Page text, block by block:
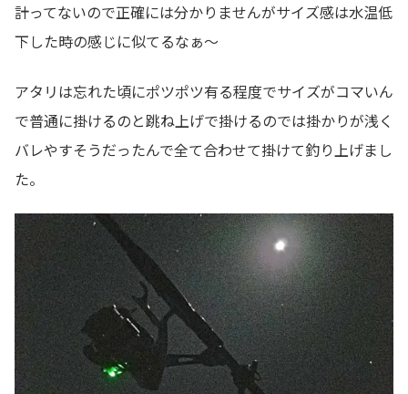
計ってないので正確には分かりませんがサイズ感は水温低
下した時の感じに似てるなぁ～
アタリは忘れた頃にポツポツ有る程度でサイズがコマいん
で普通に掛けるのと跳ね上げで掛けるのでは掛かりが浅く
バレやすそうだったんで全て合わせて掛けて釣り上げまし
た。